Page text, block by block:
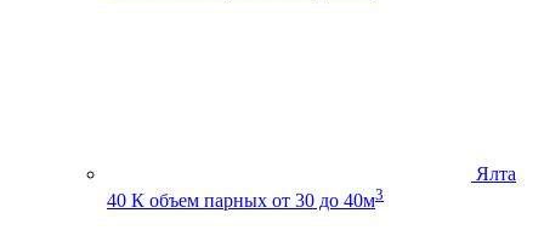
Ялта
40 К объем парных от 30 до 40м3